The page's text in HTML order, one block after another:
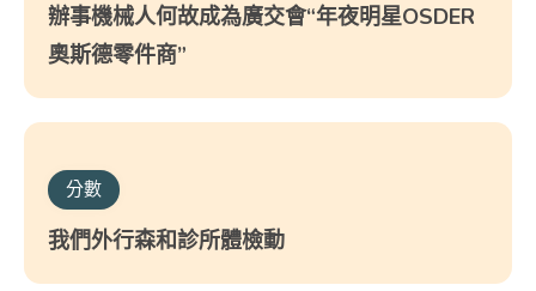
辦事機械人何故成為廣交會“年夜明星OSDER
奧斯德零件商”
分數
我們外行森和診所體檢動